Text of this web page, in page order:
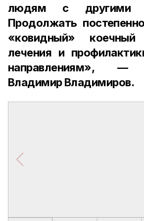
людям с другими
Продолжать
«ковидный»
лечения и
направлениям», —
Владимир Владимиров.